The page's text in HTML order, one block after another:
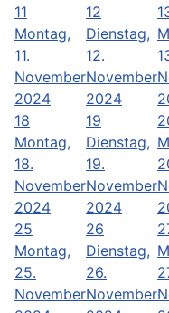
11
Montag,
11.
November
2024
12
Dienstag,
12.
November
2024
18
Montag,
18.
November
2024
19
Dienstag,
19.
November
2024
25
Montag,
25.
November
26
Dienstag,
26.
November